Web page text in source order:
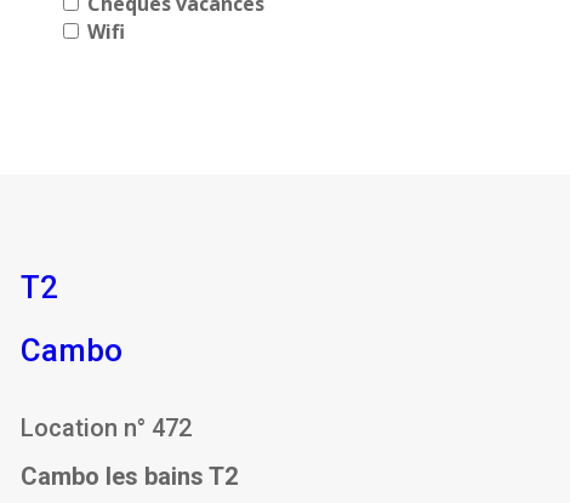
Wifi
T2
Cambo
Location n° 472
Cambo les bains T2